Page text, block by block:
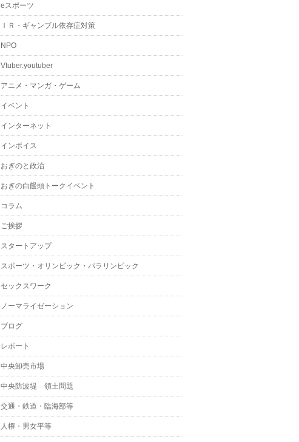
eスポーツ
ＩＲ・ギャンブル依存症対策
NPO
Vtuber.youtuber
アニメ・マンガ・ゲーム
イベント
インターネット
インボイス
おぎのと政治
おぎの白饅頭トークイベント
コラム
ご挨拶
スタートアップ
スポーツ・オリンピック・パラリンピック
セックスワーク
ノーマライゼーション
ブログ
レポート
中央卸売市場
中央防波堤 領土問題
交通・鉄道・臨海部等
人権・男女平等